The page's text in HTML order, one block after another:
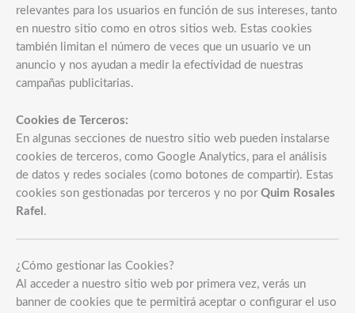
relevantes para los usuarios en función de sus intereses, tanto
en nuestro sitio como en otros sitios web. Estas cookies
también limitan el número de veces que un usuario ve un
anuncio y nos ayudan a medir la efectividad de nuestras
campañas publicitarias.
Cookies de Terceros:
En algunas secciones de nuestro sitio web pueden instalarse
cookies de terceros, como Google Analytics, para el análisis
de datos y redes sociales (como botones de compartir). Estas
cookies son gestionadas por terceros y no por Quim Rosales
Rafel .
¿Cómo gestionar las Cookies?
Al acceder a nuestro sitio web por primera vez, verás un
banner de cookies que te permitirá aceptar o configurar el uso